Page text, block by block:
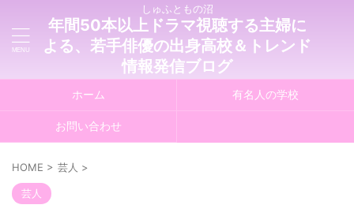
しゅふともの沼
年間50本以上ドラマ視聴する主婦に
よる、若手俳優の出身高校＆トレンド
情報発信ブログ
ホーム 有名人の学校
お問い合わせ
HOME > 芸人 >
芸人